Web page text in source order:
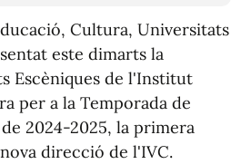
Cultura, Universitats
este dimarts la
Escèniques de l'Institut
per a la Temporada de
2024-2025, la primera
direcció de l'IVC.